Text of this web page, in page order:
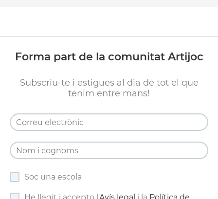
Forma part de la comunitat Artijoc
Subscriu-te i estigues al dia de tot el que
tenim entre mans!
Soc una escola